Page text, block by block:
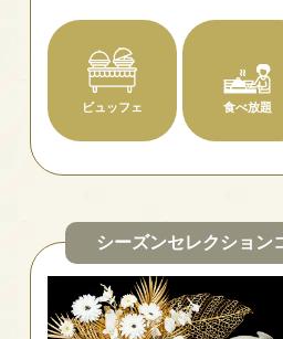
ビュッフェ 食べ放題
シーズンセレクション